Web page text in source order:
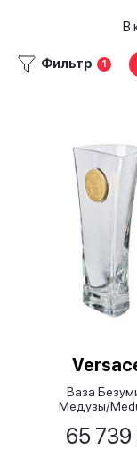
В
Фильтр 1
Ваза
Медузы/
65 739